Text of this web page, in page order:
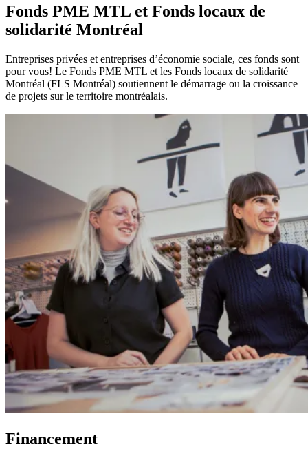
Fonds PME MTL et Fonds locaux de
solidarité Montréal
Entreprises privées et entreprises d’économie sociale, ces fonds sont
pour vous! Le Fonds PME MTL et les Fonds locaux de solidarité
Montréal (FLS Montréal) soutiennent le démarrage ou la croissance
de projets sur le territoire montréalais.
Financement